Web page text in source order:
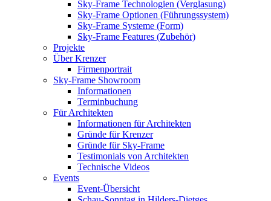
Sky-Frame Technologien (Verglasung)
Sky-Frame Optionen (Führungssystem)
Sky-Frame Systeme (Form)
Sky-Frame Features (Zubehör)
Projekte
Über Krenzer
Firmenportrait
Sky-Frame Showroom
Informationen
Terminbuchung
Für Architekten
Informationen für Architekten
Gründe für Krenzer
Gründe für Sky-Frame
Testimonials von Architekten
Technische Videos
Events
Event-Übersicht